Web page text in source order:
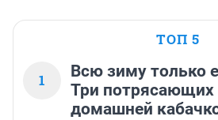
ТОП 5
1
Всю зиму только
Три потрясающих
домашней